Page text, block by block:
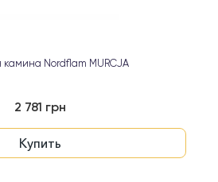
камина Nordflam MURCJA
2 781 грн
Купить